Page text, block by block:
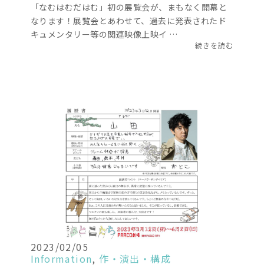
「なむはむだはむ」初の展覧会が、まもなく開幕と
なります！展覧会とあわせて、過去に発表されたド
キュメンタリー等の関連映像上映イ …
続きを読む
2023/02/05
Information,作・演出・構成